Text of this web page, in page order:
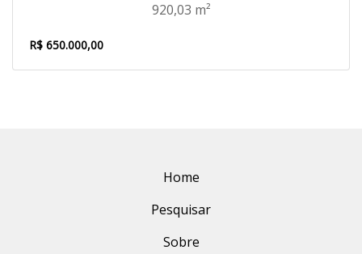
920,03 m²
R$ 650.000,00
Home
Pesquisar
Sobre